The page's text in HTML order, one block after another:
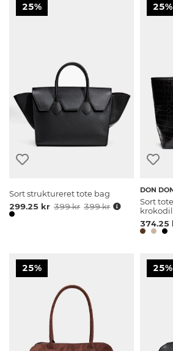
25%
Sort struktureret tote bag
299.25 kr 399 kr 399 kr
25%
DON
Sort
374.25
25% 25%